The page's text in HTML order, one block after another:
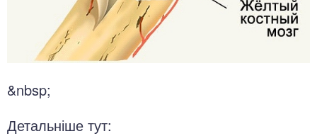
&nbsp;
Детальніше тут: